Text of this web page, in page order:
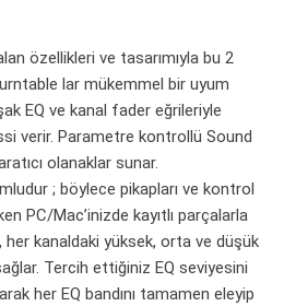
özellikleri ve tasarımıyla bu 2
lar mükemmel bir uyum
EQ ve kanal fader eğrileriyle
verir. Parametre kontrollü Sound
olanaklar sunar.
; böylece pikapları ve kontrol
PC/Mac’inizde kayıtlı parçalarla
her kanaldaki yüksek, orta ve düşük
Tercih ettiğiniz EQ seviyesini
her EQ bandını tamamen eleyip